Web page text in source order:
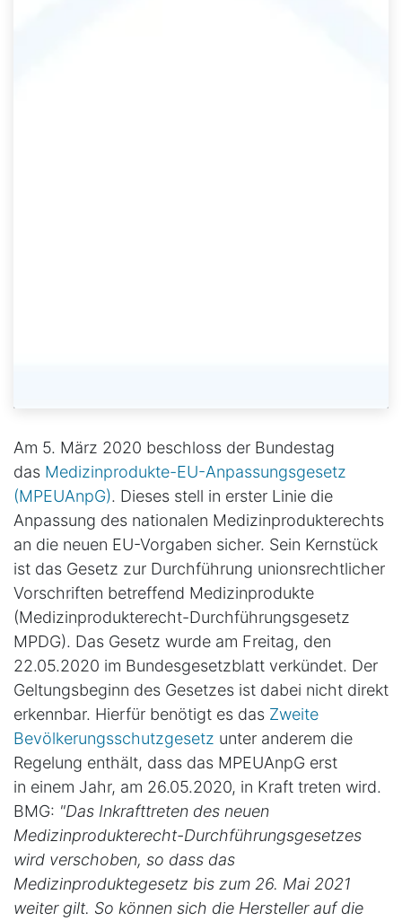
Am 5. März 2020 beschloss der Bundestag
das Medizinprodukte-EU-Anpassungsgesetz
(MPEUAnpG). Dieses stell in erster Linie die
Anpassung des nationalen Medizinprodukterechts
an die neuen EU-Vorgaben sicher. Sein Kernstück
ist das Gesetz zur Durchführung unionsrechtlicher
Vorschriften betreffend Medizinprodukte
(Medizinprodukterecht-Durchführungsgesetz 
MPDG). Das Gesetz wurde am Freitag, den
22.05.2020 im Bundesgesetzblatt verkündet. Der
Geltungsbeginn des Gesetzes ist dabei nicht direkt
erkennbar. Hierfür benötigt es das Zweite
Bevölkerungsschutzgesetz unter anderem die
Regelung enthält, dass das MPEUAnpG erst
in einem Jahr, am 26.05.2020, in Kraft treten wird.
BMG: "Das Inkrafttreten des neuen
Medizinprodukterecht-Durchführungsgesetzes
wird verschoben, so dass das
Medizinproduktegesetz bis zum 26. Mai 2021
weiter gilt. So können sich die Hersteller auf die